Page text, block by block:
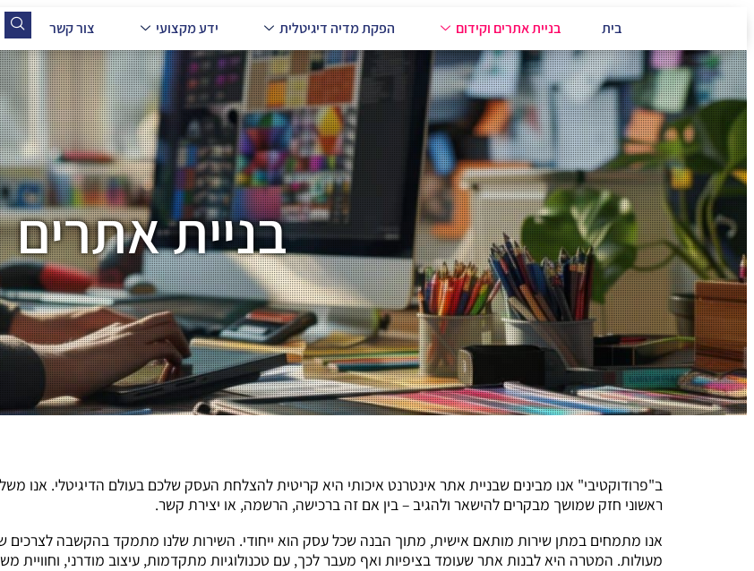
בית בניית אתרים וקידום הפקת מדיה דיגיטלית ידע מקצועי צור קשר
בניית אתרים
ב"פרודוקטיבי" אנו מבינים שבניית אתר אינטרנט איכותי היא קריטית להצלחת העסק שלכם בעולם הדיגיטלי. אנו
ראשוני חזק שמושך מבקרים להישאר ולהגיב – בין אם זה ברכישה, הרשמה, או יצירת קשר.
אנו מתמחים במתן שירות מותאם אישית, מתוך הבנה שכל עסק הוא ייחודי. השירות שלנו מתמקד בהקשבה לצרכים
מעולות. המטרה היא לבנות אתר שעומד בציפיות ואף מעבר לכך, עם טכנולוגיות מתקדמות, עיצוב מודרני, וחוויית